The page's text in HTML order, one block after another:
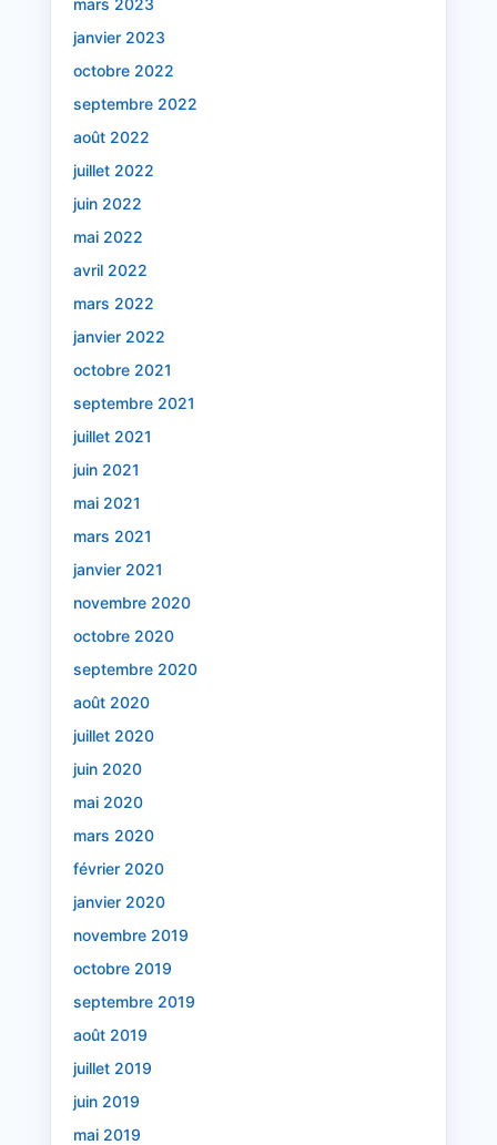
mars 2023
janvier 2023
octobre 2022
septembre 2022
août 2022
juillet 2022
juin 2022
mai 2022
avril 2022
mars 2022
janvier 2022
octobre 2021
septembre 2021
juillet 2021
juin 2021
mai 2021
mars 2021
janvier 2021
novembre 2020
octobre 2020
septembre 2020
août 2020
juillet 2020
juin 2020
mai 2020
mars 2020
février 2020
janvier 2020
novembre 2019
octobre 2019
septembre 2019
août 2019
juillet 2019
juin 2019
mai 2019